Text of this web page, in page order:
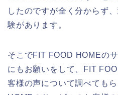
したのですが全く分からず
験があります。
そこでFIT FOOD HOMEの
にもお願いをして、FIT
客様の声について調べても